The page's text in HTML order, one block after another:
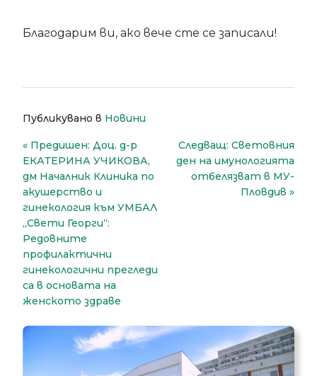
Благодарим ви, ако вече сте се записали!
Публикувано в Новини
Навигация
Предишен: Доц. д-р
ЕКАТЕРИНА УЧИКОВА,
дм Началник Клиника по
aкушерство и
гинекология към УМБАЛ
„Свети Георги“:
Редовните
профилактични
гинекологични прегледи
са в основата на
женското здраве
Следващ: Световния
ден на имунологията
отбелязват в МУ-
Пловдив